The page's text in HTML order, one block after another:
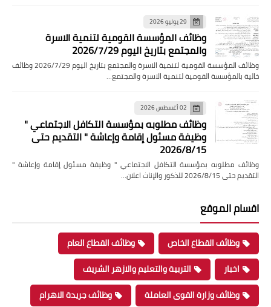
29 يوليو 2026
وظائف المؤسسة القومية لتنمية الاسرة
والمجتمع بتاريخ اليوم 2026/7/29
وظائف المؤسسة القومية لتنمية الاسرة والمجتمع بتاريخ اليوم 2026/7/29 وظائف
خالية بالمؤسسة القومية لتنمية الاسرة والمجتمع…
02 أغسطس 2026
وظائف مطلوبه بمؤسسة التكافل الاجتماعي "
وظيفة مسئول إقامة وإعاشة " التقديم حتى
2026/8/15
وظائف مطلوبه بمؤسسة التكافل الاجتماعي " وظيفة مسئول إقامة وإعاشة "
التقديم حتى 2026/8/15 للذكور والإناث اعلان…
اقسام الموقع
وظائف القطاع الخاص
وظائف القطاع العام
اخبار
التربية والتعليم والازهر الشريف
وظائف وزارة القوى العاملة
وظائف جريدة الاهرام